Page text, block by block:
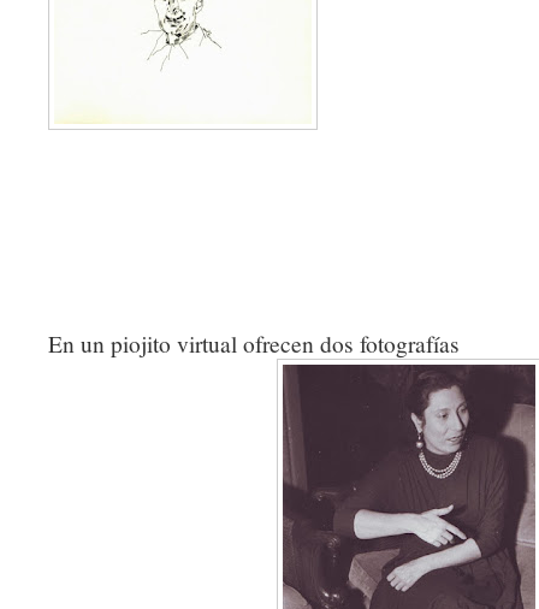
En un piojito virtual ofrecen dos fotografías